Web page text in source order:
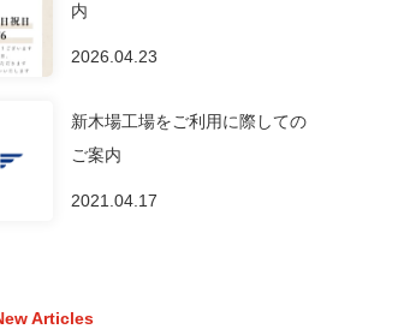
内
2026.04.23
新木場工場をご利用に際しての
ご案内
2021.04.17